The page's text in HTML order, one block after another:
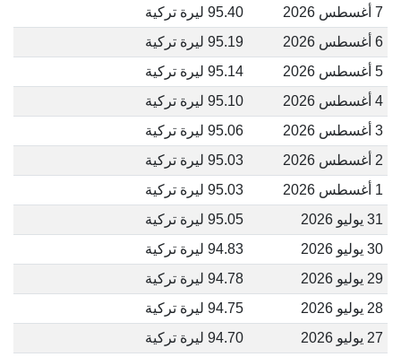
7 أغسطس 2026
95.40 ليرة تركية
6 أغسطس 2026
95.19 ليرة تركية
5 أغسطس 2026
95.14 ليرة تركية
4 أغسطس 2026
95.10 ليرة تركية
3 أغسطس 2026
95.06 ليرة تركية
2 أغسطس 2026
95.03 ليرة تركية
1 أغسطس 2026
95.03 ليرة تركية
31 يوليو 2026
95.05 ليرة تركية
30 يوليو 2026
94.83 ليرة تركية
29 يوليو 2026
94.78 ليرة تركية
28 يوليو 2026
94.75 ليرة تركية
27 يوليو 2026
94.70 ليرة تركية